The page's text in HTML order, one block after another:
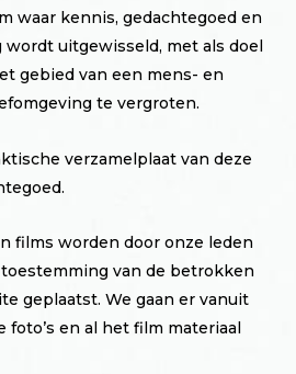
waar kennis, gedachtegoed en
wordt uitgewisseld, met als doel
gebied van een mens- en
te vergroten.
verzamelplaat van deze
films worden door onze leden
van de betrokken
geplaatst. We gaan er vanuit
foto’s en al het film materiaal